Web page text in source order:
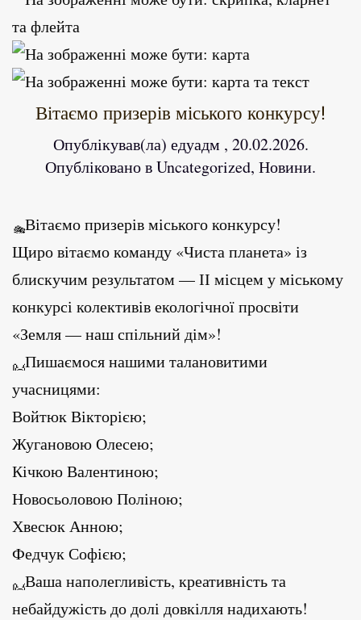
Вітаємо призерів міського конкурсу!
Опублікував(ла) едуадм , 20.02.2026.
Опубліковано вUncategorized, Новини.
Вітаємо призерів міського конкурсу!
Щиро вітаємо команду «Чиста планета» із
блискучим результатом — ІІ місцем у міському
конкурсі колективів екологічної просвіти
«Земля — наш спільний дім»!
Пишаємося нашими талановитими
учасницями:
Войтюк Вікторією;
Жугановою Олесею;
Кічкою Валентиною;
Новосьоловою Поліною;
Хвесюк Анною;
Федчук Софією;
Ваша наполегливість, креативність та
небайдужість до долі довкілля надихають!